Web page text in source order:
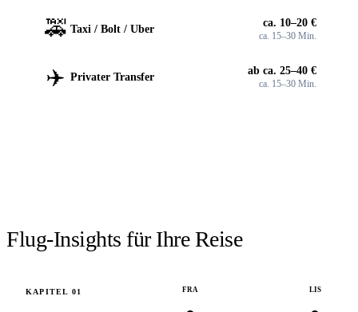
🚕 Taxi / Bolt / Uber
ca. 10–20 €
ca. 15–30 Min.
✈️ Privater Transfer
ab ca. 25–40 €
ca. 15–30 Min.
Flug-Insights für Ihre Reise
KAPITEL 01 FRA LIS